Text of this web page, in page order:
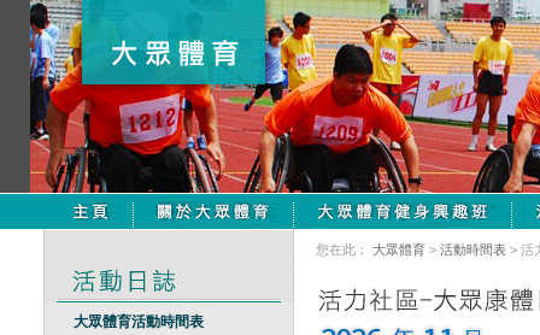
大眾體育活動時間表
您在此： 大眾體育 > 活動時間表 > 活